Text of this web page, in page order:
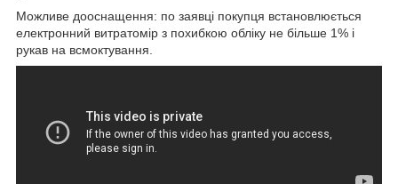
Можливе дооснащення: по заявці покупця встановлюється
електронний витратомір з похибкою обліку не більше 1% і
рукав на всмоктування.